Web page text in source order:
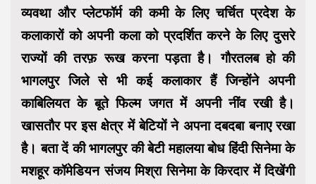
व्यवथा और प्लेटफॉर्म की कमी के लिए चर्चित प्रदेश के
कलाकारों को अपनी कला को प्रदर्शित करने के लिए दुसरे
राज्यों की तरफ़ रूख करना पड़ता है। गौरतलब हो की
भागलपुर जिले से भी कई कलाकार हैं जिन्होंने अपनी
काबिलियत के बूते फिल्म जगत में अपनी नींव रखी है।
खासतौर पर इस क्षेत्र में बेटियों ने अपना दबदबा बनाए रखा
है। बता दें की भागलपुर की बेटी महालया बोध हिंदी सिनेमा के
मशहूर कॉमेडियन संजय मिश्रा सिनेमा के किरदार में दिखेंगी